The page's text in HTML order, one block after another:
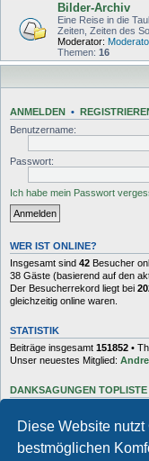
Diese Website
bestmöglichen
Bilder-Archiv
Eine Reise in die
Zeiten, Zeiten des
Moderator:
Themen: 16
ANMELDEN •
Benutzername:
Passwort:
Ich habe mein Passwort
WER IST ONLINE?
Insgesamt sind 42 Besucher
38 Gäste (basierend auf den
Der Besucherrekord liegt bei
gleichzeitig online waren.
STATISTIK
Beiträge insgesamt 151852 •
Unser neuestes Mitglied:
DANKSAGUNGEN
(125),
Elton (125),
(94),Pommes(91),rulaman
Janaldo(65),unkow(65),häxe